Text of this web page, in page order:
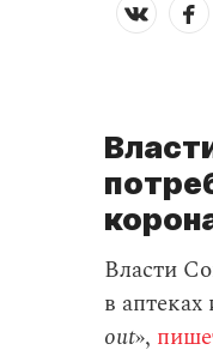
Власти
в
out»,